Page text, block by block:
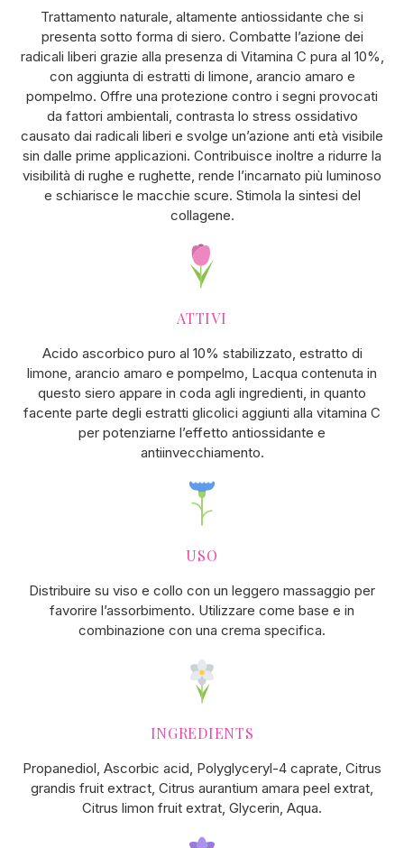
Trattamento naturale, altamente antiossidante che si
presenta sotto forma di siero. Combatte l’azione dei
radicali liberi grazie alla presenza di Vitamina C pura al 10%,
con aggiunta di estratti di limone, arancio amaro e
pompelmo. Offre una protezione contro i segni provocati
da fattori ambientali, contrasta lo stress ossidativo
causato dai radicali liberi e svolge un’azione anti età visibile
sin dalle prime applicazioni. Contribuisce inoltre a ridurre la
visibilità di rughe e rughette, rende l’incarnato più luminoso
e schiarisce le macchie scure. Stimola la sintesi del
collagene.
ATTIVI
Acido ascorbico puro al 10% stabilizzato, estratto di
limone, arancio amaro e pompelmo, Lacqua contenuta in
questo siero appare in coda agli ingredienti, in quanto
facente parte degli estratti glicolici aggiunti alla vitamina C
per potenziarne l’effetto antiossidante e
antiinvecchiamento.
USO
Distribuire su viso e collo con un leggero massaggio per
favorire l’assorbimento. Utilizzare come base e in
combinazione con una crema specifica.
INGREDIENTS
Propanediol, Ascorbic acid, Polyglyceryl-4 caprate, Citrus
grandis fruit extract, Citrus aurantium amara peel extrat,
Citrus limon fruit extrat, Glycerin, Aqua.